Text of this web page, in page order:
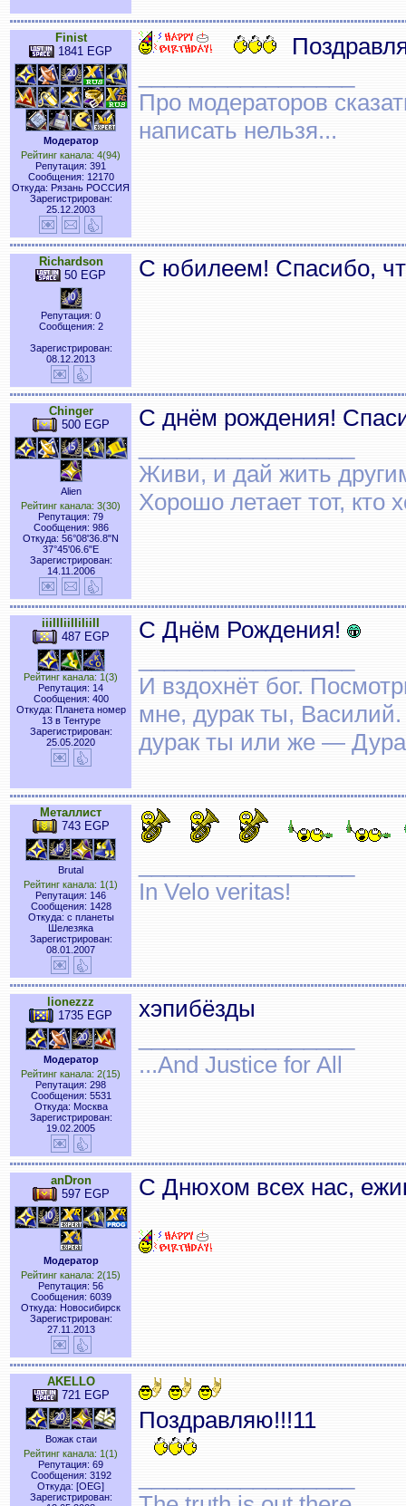
Finist
1841 EGP
Модератор
Рейтинг канала: 4(94)
Репутация: 391
Сообщения: 12170
Откуда: Рязань РОССИЯ
Зарегистрирован:
25.12.2003
Про модераторов
написать нельзя...
Richardson
50 EGP
Репутация: 0
Сообщения: 2
Зарегистрирован:
08.12.2013
С юбилеем! Спасибо,
Chinger
500 EGP
Alien
Рейтинг канала: 3(30)
Репутация: 79
Сообщения: 986
Откуда: 56°08'36.8"N
37°45'06.6"E
Зарегистрирован:
14.11.2006
С днём рождения!
Живи, и дай жить
Хорошо летает тот, кто
iiiIIIiiIIiIiiII
487 EGP
Рейтинг канала: 1(3)
Репутация: 14
Сообщения: 400
Откуда: Планета номер
13 в Тентуре
Зарегистрирован:
25.05.2020
С Днём Рождения!
И вздохнёт бог.
мне, дурак ты,
дурак ты или же —
Металлист
743 EGP
Brutal
Рейтинг канала: 1(1)
Репутация: 146
Сообщения: 1428
Откуда: с планеты
Шелезяка
Зарегистрирован:
08.01.2007
In Velo veritas!
lionezzz
1735 EGP
Модератор
Рейтинг канала: 2(15)
Репутация: 298
Сообщения: 5531
Откуда: Москва
Зарегистрирован:
19.02.2005
хэпибёзды
...And Justice for All
anDron
597 EGP
Модератор
Рейтинг канала: 2(15)
Репутация: 56
Сообщения: 6039
Откуда: Новосибирск
Зарегистрирован:
27.11.2013
С Днюхом всех нас,
AKELLO
721 EGP
Вожак стаи
Рейтинг канала: 1(1)
Репутация: 69
Сообщения: 3192
Откуда: [OEG]
Зарегистрирован:
Поздравляю!!!11